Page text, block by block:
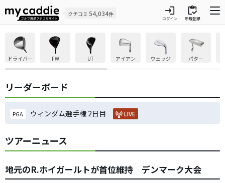
クチコミ 54,034件 login
ログイン
inventory
新規登録
ドライバー FW UT アイアン ウェッジ パター
リーダーボード
PGA ウィンダム選手権 2日目 LIVE
ツアーニュース
地元のR.ホイガールトが首位維持 デンマーク大会